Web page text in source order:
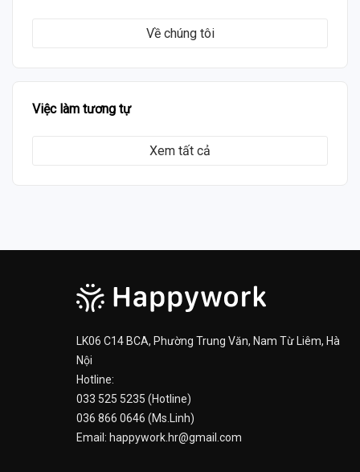
Về chúng tôi
Việc làm tương tự
Xem tất cả
LK06 C14 BCA, Phường Trung Văn, Nam Từ Liêm, Hà
Nội
Hotline:
033 525 5235 (Hotline)
036 866 0646 (Ms.Linh)
Email: happywork.hr@gmail.com